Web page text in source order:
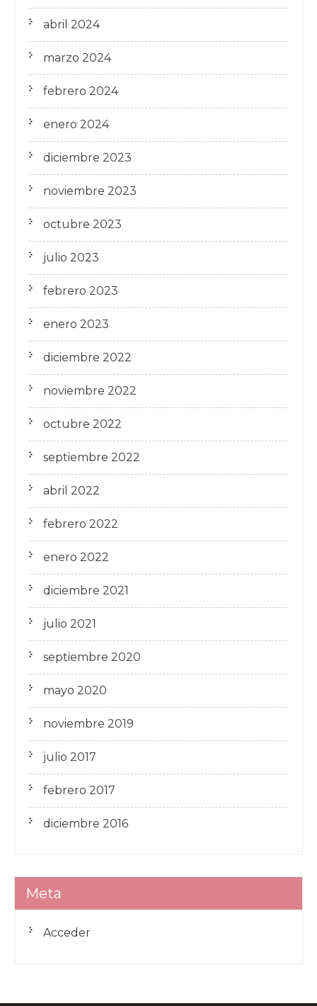
abril 2024
marzo 2024
febrero 2024
enero 2024
diciembre 2023
noviembre 2023
octubre 2023
julio 2023
febrero 2023
enero 2023
diciembre 2022
noviembre 2022
octubre 2022
septiembre 2022
abril 2022
febrero 2022
enero 2022
diciembre 2021
julio 2021
septiembre 2020
mayo 2020
noviembre 2019
julio 2017
febrero 2017
diciembre 2016
Meta
Acceder